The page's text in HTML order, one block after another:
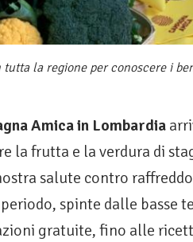
la regione per conoscere i
Amica in Lombardia
la frutta e la verdura di
salute contro
spinte dalle basse
gratuite, fino alle